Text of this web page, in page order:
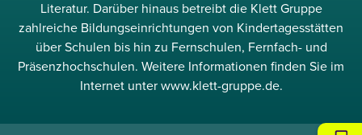
Literatur. Darüber hinaus betreibt die Klett Gruppe
zahlreiche Bildungseinrichtungen von Kindertagesstätten
über Schulen bis hin zu Fernschulen, Fernfach- und
Präsenzhochschulen. Weitere Informationen finden Sie im
Internet unter www.klett-gruppe.de.